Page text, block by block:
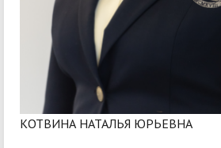
КОТВИНА НАТАЛЬЯ ЮРЬЕВНА